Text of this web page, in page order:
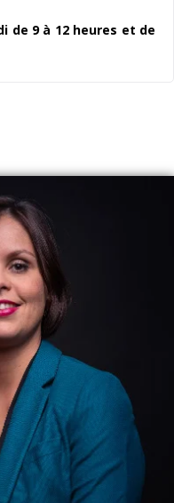
de 9 à 12 heures et de